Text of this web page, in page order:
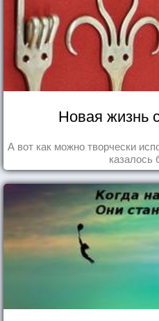
Новая жизнь
А вот как можно творчески